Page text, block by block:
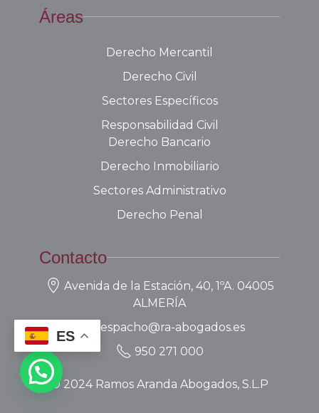
Disponible
Zoom
Áreas
Derecho Mercantil
Derecho Civil
Sectores Específicos
Responsabilidad Civil
Derecho Bancario
Derecho Inmobiliario
Sectores Administrativo
Derecho Penal
Contacto
Avenida de la Estación, 40, 1ºA. 04005
ALMERÍA
despacho@ra-abogados.es
950 271 000
© 2024Ramos Aranda Abogados, S.L.P
ES